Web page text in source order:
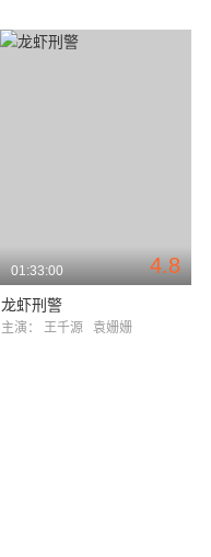
4.8
01:33:00
龙虾刑警
主演： 王千源 袁姗姗